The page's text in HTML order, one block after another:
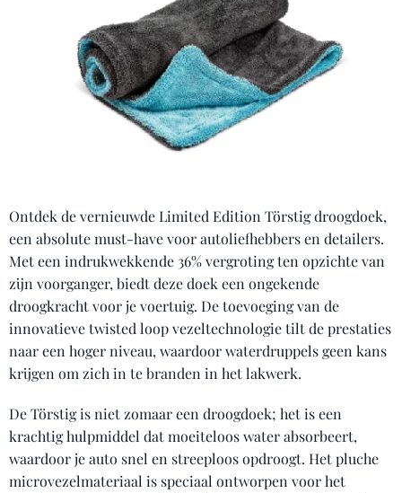
Ontdek de vernieuwde Limited Edition Törstig droogdoek,
een absolute must-have voor autoliefhebbers en detailers.
Met een indrukwekkende 36% vergroting ten opzichte van
zijn voorganger, biedt deze doek een ongekende
droogkracht voor je voertuig. De toevoeging van de
innovatieve twisted loop vezeltechnologie tilt de prestaties
naar een hoger niveau, waardoor waterdruppels geen kans
krijgen om zich in te branden in het lakwerk.
De Törstig is niet zomaar een droogdoek; het is een
krachtig hulpmiddel dat moeiteloos water absorbeert,
waardoor je auto snel en streeploos opdroogt. Het pluche
microvezelmateriaal is speciaal ontworpen voor het